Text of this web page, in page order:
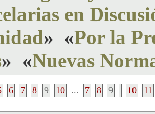
en
» «Por la
» «Nuevas
6 7 8 9 10 ... 7 8 9 10 11